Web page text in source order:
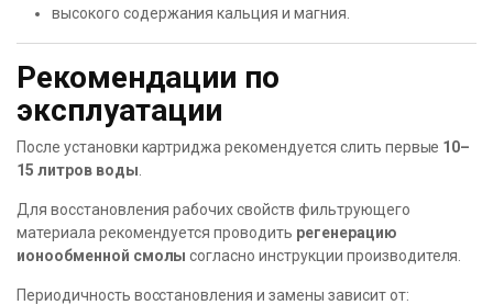
высокого содержания кальция и магния.
Рекомендации по
эксплуатации
После установки картриджа рекомендуется слить первые 10–
15 литров воды
Для восстановления рабочих свойств фильтрующего
материала рекомендуется проводить регенерацию
ионообменной смолы согласно инструкции производителя.
Периодичность восстановления и замены зависит от: